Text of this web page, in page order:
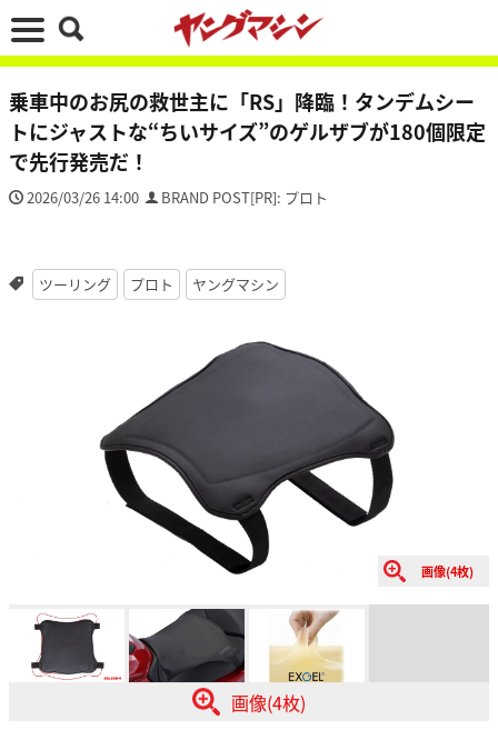
乗車中のお尻の救世主に「RS」降臨！タンデムシー
トにジャストな“ちいサイズ”のゲルザブが180個限定
で先行発売だ！
2026/03/26 14:00 BRAND POST[PR]: プロト
ツーリング プロト ヤングマシン
画像(4枚)
画像(4枚)